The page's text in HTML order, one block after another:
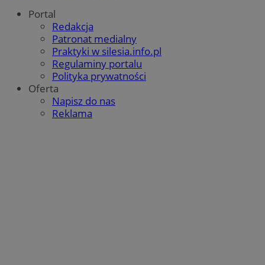
Portal
Redakcja
Patronat medialny
Praktyki w silesia.info.pl
Regulaminy portalu
Polityka prywatności
Oferta
Napisz do nas
Reklama